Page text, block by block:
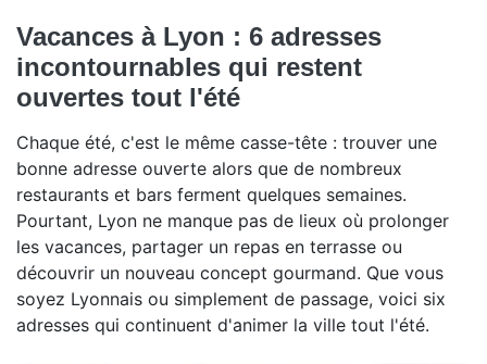
Vacances à Lyon : 6 adresses
incontournables qui restent
ouvertes tout l'été
Chaque été, c'est le même casse-tête : trouver une
bonne adresse ouverte alors que de nombreux
restaurants et bars ferment quelques semaines.
Pourtant, Lyon ne manque pas de lieux où prolonger
les vacances, partager un repas en terrasse ou
découvrir un nouveau concept gourmand. Que vous
soyez Lyonnais ou simplement de passage, voici six
adresses qui continuent d'animer la ville tout l'été.